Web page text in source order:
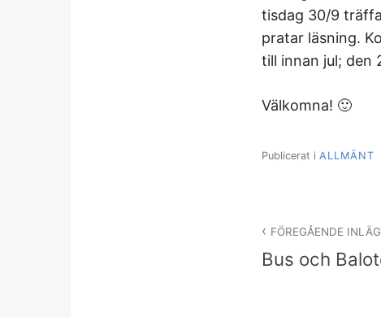
tisdag 30/9
pratar läsning.
till innan jul; den
Välkomna! 🙂
Publicerat i ALLMÄNT
FÖREGÅENDE
Bus och